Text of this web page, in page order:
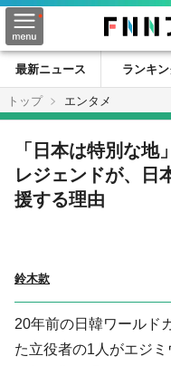
最新ニュース ランキ
トップ
エンタメ
「日本は特別な
レジェンドが、日
援する理由
鈴木款
20年前の日韓ワールド
た立役者の1人がエジ